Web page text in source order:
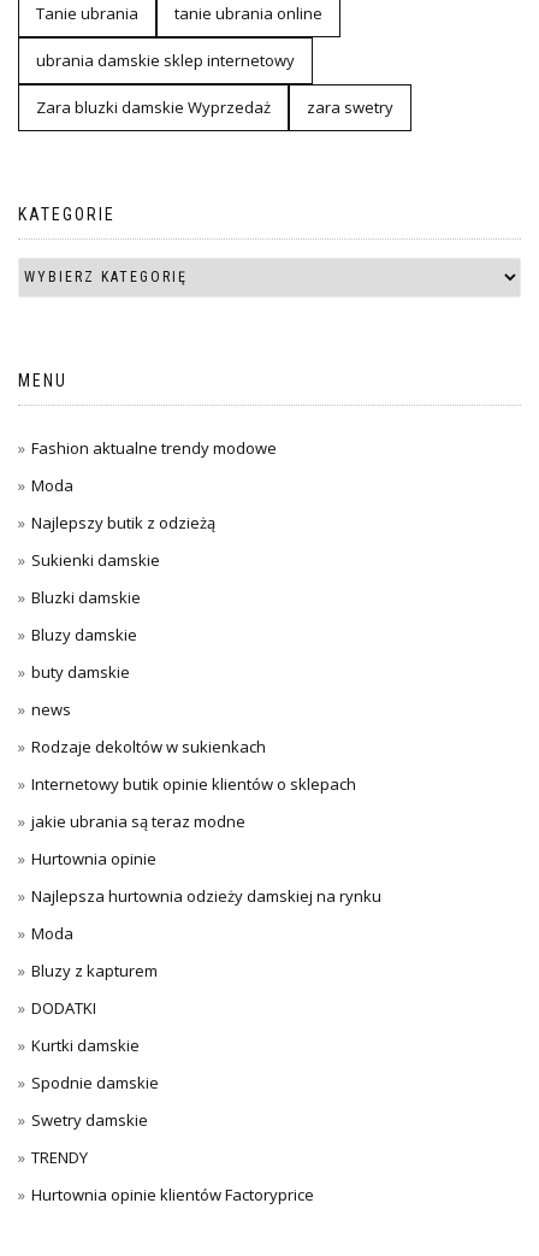
Tanie ubrania tanie ubrania online
ubrania damskie sklep internetowy
Zara bluzki damskie Wyprzedaż zara swetry
KATEGORIE
MENU
Fashion aktualne trendy modowe
Moda
Najlepszy butik z odzieżą
Sukienki damskie
Bluzki damskie
Bluzy damskie
buty damskie
news
Rodzaje dekoltów w sukienkach
Internetowy butik opinie klientów o sklepach
jakie ubrania są teraz modne
Hurtownia opinie
Najlepsza hurtownia odzieży damskiej na rynku
Moda
Bluzy z kapturem
DODATKI
Kurtki damskie
Spodnie damskie
Swetry damskie
TRENDY
Hurtownia opinie klientów Factoryprice